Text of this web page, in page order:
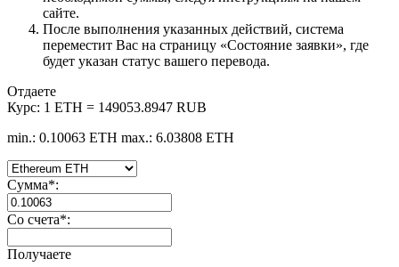
сайте.
После выполнения указанных действий, система
переместит Вас на страницу «Состояние заявки», где
будет указан статус вашего перевода.
Отдаете
Курс: 1 ETH = 149053.8947 RUB
min.: 0.10063 ETH max.: 6.03808 ETH
Сумма*:
Со счета*:
Получаете